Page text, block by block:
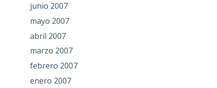
junio 2007
mayo 2007
abril 2007
marzo 2007
febrero 2007
enero 2007